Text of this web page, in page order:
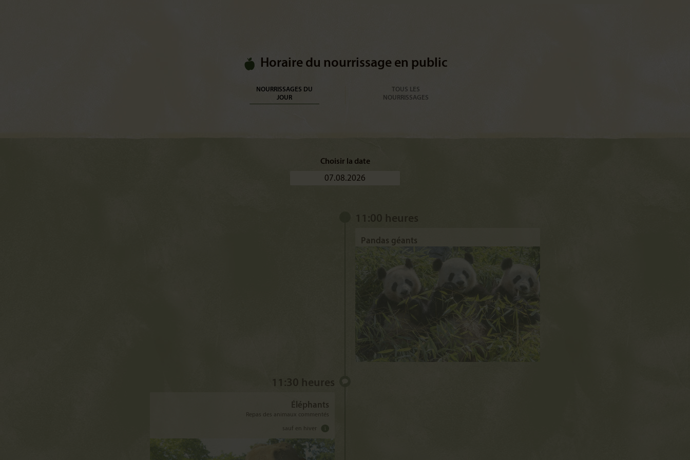
Horaire du nourrissage en public
NOURRISSAGES DU
JOUR
TOUS LES
NOURRISSAGES
Choisir la date
11:00 heures
Pandas géants
11:30 heures
Éléphants
Repas des animaux commentés
sauf en hiver